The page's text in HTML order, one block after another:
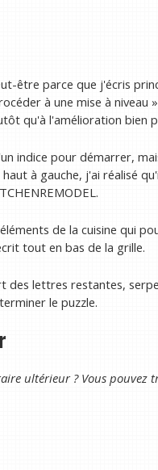
être parce que j'écris
à une mise à niveau
qu'à l'amélioration bien
indice pour démarrer,
à gauche, j'ai réalisé
de la cuisine qui
tout en bas de la grille.
des lettres restantes,
le puzzle.
ultérieur ? Vous pouvez